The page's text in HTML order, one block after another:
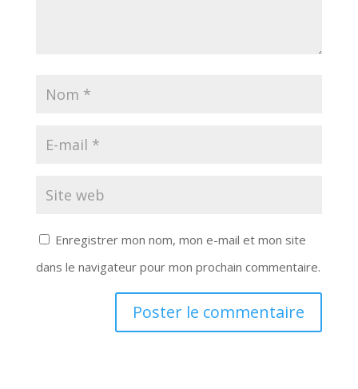
Enregistrer mon nom, mon e-mail et mon site
dans le navigateur pour mon prochain commentaire.